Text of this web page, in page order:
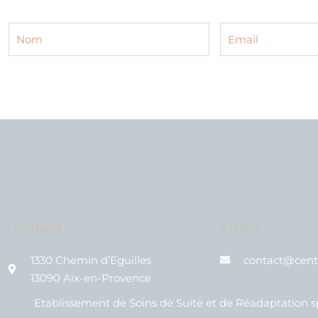
Contact
1330 Chemin d’Eguilles
13090 Aix-en-Provence
Email
Etablissement de Soins de Suite et de Réadaptation